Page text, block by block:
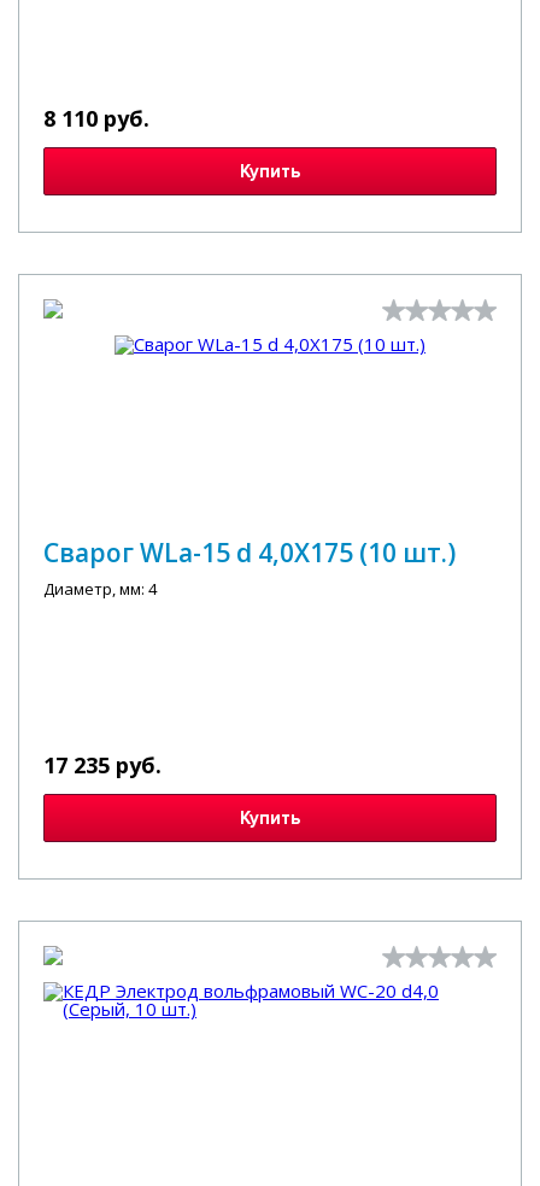
8 110 руб.
Купить
Сварог WLa-15 d 4,0X175 (10 шт.)
Диаметр, мм: 4
17 235 руб.
Купить